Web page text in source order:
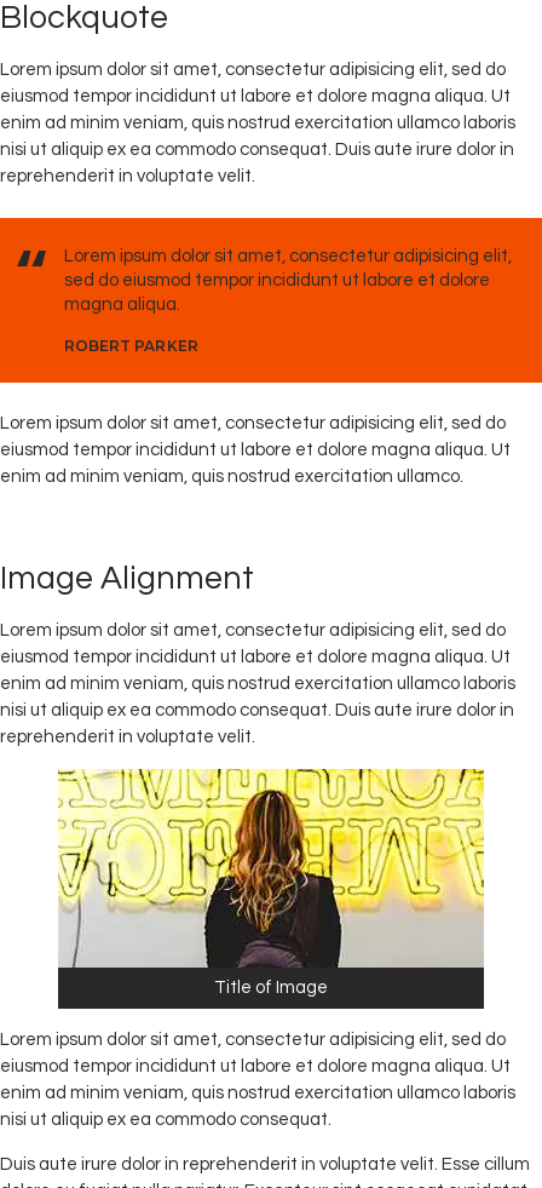
Blockquote
Lorem ipsum dolor sit amet, consectetur adipisicing elit, sed do
eiusmod tempor incididunt ut labore et dolore magna aliqua. Ut
enim ad minim veniam, quis nostrud exercitation ullamco laboris
nisi ut aliquip ex ea commodo consequat. Duis aute irure dolor in
reprehenderit in voluptate velit.
Lorem ipsum dolor sit amet, consectetur adipisicing elit,
sed do eiusmod tempor incididunt ut labore et dolore
magna aliqua.
ROBERT PARKER
Lorem ipsum dolor sit amet, consectetur adipisicing elit, sed do
eiusmod tempor incididunt ut labore et dolore magna aliqua. Ut
enim ad minim veniam, quis nostrud exercitation ullamco.
Image Alignment
Lorem ipsum dolor sit amet, consectetur adipisicing elit, sed do
eiusmod tempor incididunt ut labore et dolore magna aliqua. Ut
enim ad minim veniam, quis nostrud exercitation ullamco laboris
nisi ut aliquip ex ea commodo consequat. Duis aute irure dolor in
reprehenderit in voluptate velit.
Title of Image
Lorem ipsum dolor sit amet, consectetur adipisicing elit, sed do
eiusmod tempor incididunt ut labore et dolore magna aliqua. Ut
enim ad minim veniam, quis nostrud exercitation ullamco laboris
nisi ut aliquip ex ea commodo consequat.
Duis aute irure dolor in reprehenderit in voluptate velit. Esse cillum